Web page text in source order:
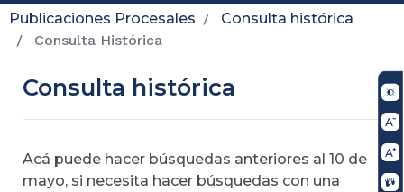
Publicaciones Procesales
Consulta histórica
Consulta Histórica
Consulta histórica
Acá puede hacer búsquedas anteriores al 10 de
mayo, si necesita hacer búsquedas con una